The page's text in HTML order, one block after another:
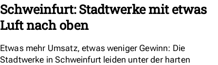
Schweinfurt: Stadtwerke mit etwas
Luft nach oben
Etwas mehr Umsatz, etwas weniger Gewinn: Die
Stadtwerke in Schweinfurt leiden unter der harten